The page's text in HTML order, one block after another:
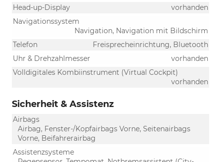
Head-up-Display
vorhanden
Navigationssystem
Navigation, Navigation mit Bildschirm
Telefon
Freisprecheinrichtung, Bluetooth
Uhr & Drehzahlmesser
vorhanden
Volldigitales Kombiinstrument (Virtual Cockpit)
vorhanden
Sicherheit & Assistenz
Airbags
Airbag, Fenster-/Kopfairbags Vorne, Seitenairbags
Vorne, Beifahrerairbag
Assistenzsysteme